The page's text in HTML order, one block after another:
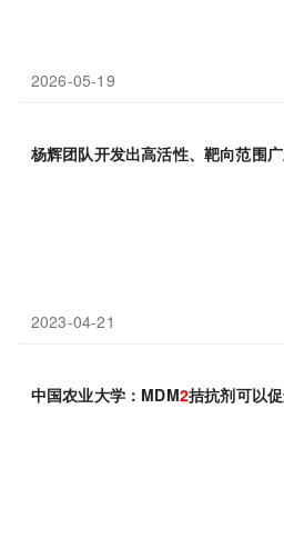
2026-05-19
杨辉团队开发出高活性、靶向范围
2023-04-21
中国农业大学：MDM2拮抗剂可以